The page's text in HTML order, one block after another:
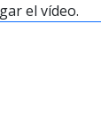
el vídeo.